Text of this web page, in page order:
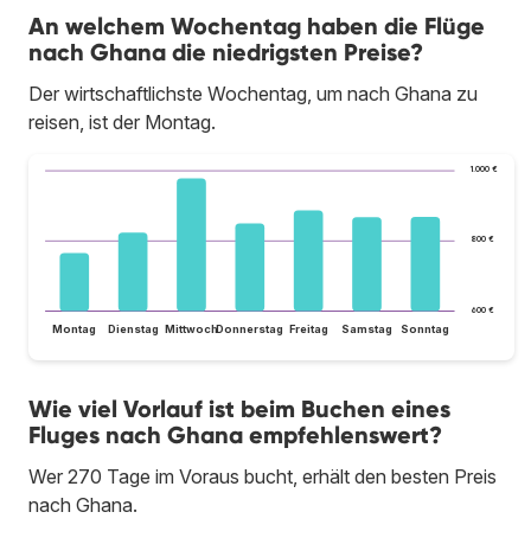
An welchem Wochentag haben die Flüge
nach Ghana die niedrigsten Preise?
Der wirtschaftlichste Wochentag, um nach Ghana zu
reisen, ist der Montag.
600 €
800 €
1.000 €
Montag Dienstag MittwochDonnerstag Freitag Samstag Sonntag
Wie viel Vorlauf ist beim Buchen eines
Fluges nach Ghana empfehlenswert?
Wer 270 Tage im Voraus bucht, erhält den besten Preis
nach Ghana.